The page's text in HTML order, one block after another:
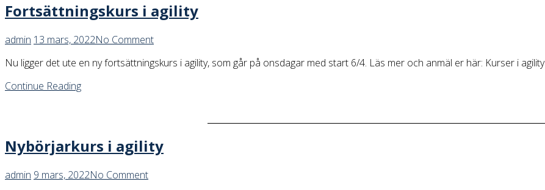
Fortsättningskurs i agility
admin 13 mars, 2022No Comment
Nu ligger det ute en ny fortsättningskurs i agility, som går på onsdagar med start 6/4. Läs mer och anmäl er här: Kurser i agility
Continue Reading
Nybörjarkurs i agility
admin 9 mars, 2022No Comment